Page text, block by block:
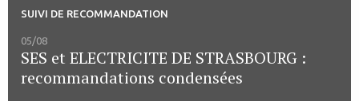
SUIVI DE RECOMMANDATION
05/08
SES et ELECTRICITE DE STRASBOURG :
recommandations condensées